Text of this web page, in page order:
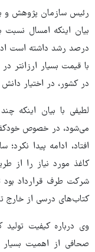
رئیس سازمان پژوهش و
درصد رشد داشته است
با قیمت بسیار ارزانتر
در کشور، در اختیار
لطیفی با بیان اینکه
می‌شود، در خصوص
افتاد، ادامه پیدا
کاغذ مورد نیاز را از
شرکت طرف قرارداد بود
کتاب‌های درسی از خارج
وی درباره کیفیت
صحافی از اهمیت بسیار